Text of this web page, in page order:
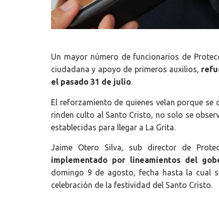
Un mayor número de funcionarios de
ciudadana y apoyo de primeros auxilios,
el pasado 31 de julio.
El reforzamiento de quienes velan porque
rinden culto al Santo Cristo, no solo se
establecidas para llegar a La Grita.
Jaime Otero Silva, sub director de
implementado por lineamientos del
domingo 9 de agosto, fecha hasta la cual
celebración de la festividad del Santo Cristo.